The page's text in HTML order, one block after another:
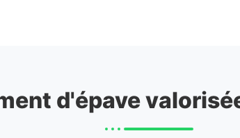
d'épave